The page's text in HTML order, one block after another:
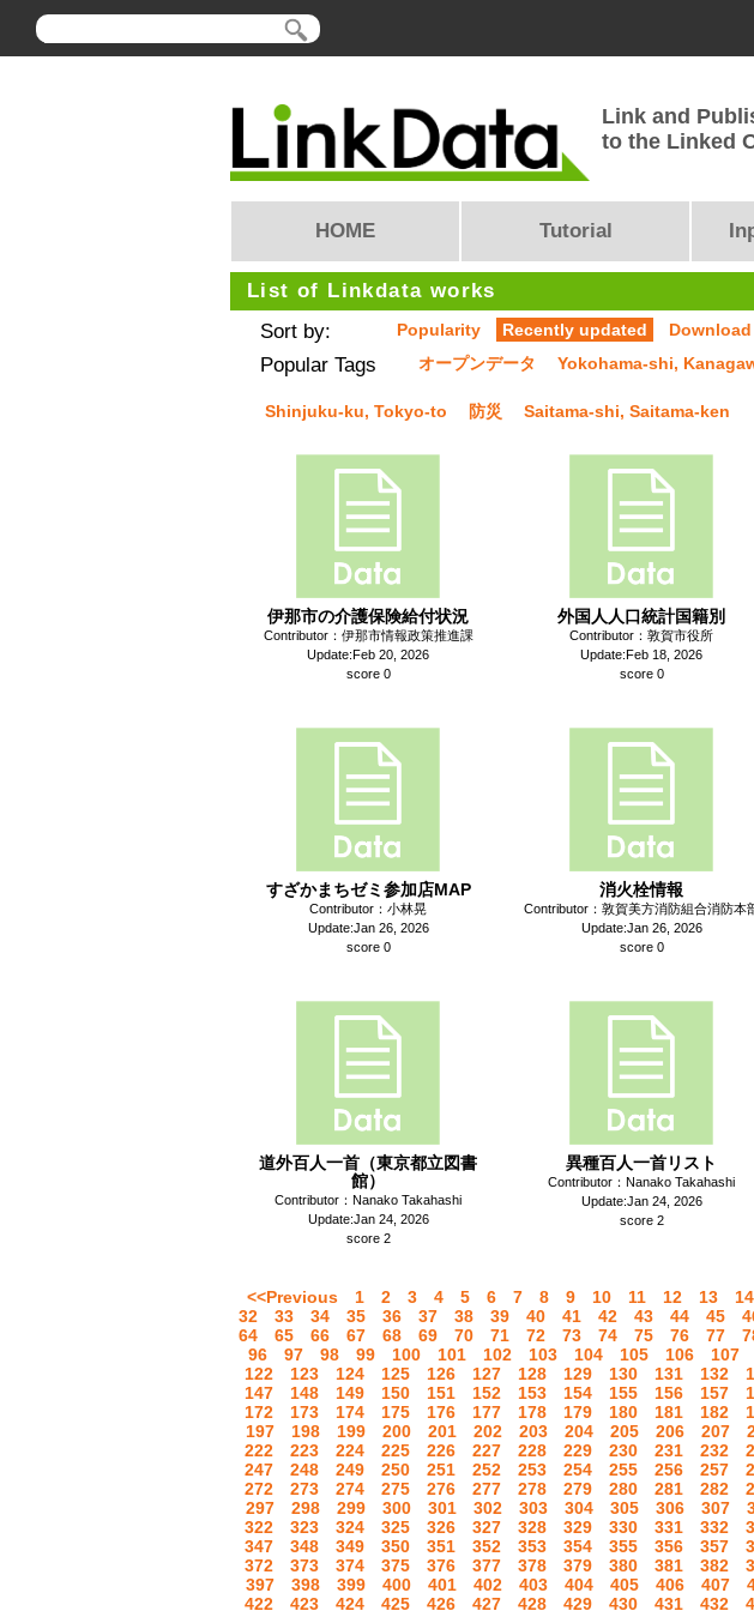
Link and
to the Linked
HOME Tutorial
List of Linkdata works
Sort by: Popularity Recently updated
Popular Tags オープンデータ Yokohama-shi,
Shinjuku-ku, Tokyo-to
防災 Saitama-shi, Saitama-ken
伊那市の介護保険給付状況
Contributor：伊那市情報政策推進課
Update:Feb 20, 2026
score 0
外国人人口統計国籍別
Contributor：敦賀市役所
Update:Feb 18, 2026
score 0
すざかまちゼミ参加店MAP
Contributor：小林晃
Update:Jan 26, 2026
score 0
消火栓情報
Contributor：敦賀美方消防組合消防本
Update:Jan 26, 2026
score 0
道外百人一首（東京都立図書
館）
Contributor：Nanako Takahashi
Update:Jan 24, 2026
score 2
異種百人一首リスト
Contributor：Nanako Takahashi
Update:Jan 24, 2026
score 2
<<Previous 1 2 3 4 5 6 7 8 9 10 11 12 13 14
32
33 34 35 36 37 38 39 40 41 42 43 44 45
64
65 66 67 68 69 70 71 72 73 74 75 76 77
96
97 98 99 100 101 102 103 104 105 106 107
122
123 124 125 126 127 128 129 130 131 132
147
148 149 150 151 152 153 154 155 156 157
172
173 174 175 176 177 178 179 180 181 182
197
198 199 200 201 202 203 204 205 206 207
222
223 224 225 226 227 228 229 230 231 232
247
248 249 250 251 252 253 254 255 256 257
272
273 274 275 276 277 278 279 280 281 282
297
298 299 300 301 302 303 304 305 306 307
322
323 324 325 326 327 328 329 330 331 332
347
348 349 350 351 352 353 354 355 356 357
372
373 374 375 376 377 378 379 380 381 382
397
398 399 400 401 402 403 404 405 406 407
422
423 424 425 426 427 428 429 430 431 432